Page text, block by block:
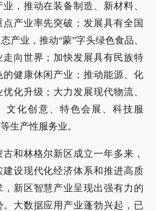
，推动在装备制造、新材料、
产业率先突破；发展具有全国
产业，推动“蒙”字头绿色食品、
走向世界；加快发展具有民族特
的健康休闲产业；推动能源、化
化升级；大力发展现代物流、
文化创意、特色会展、科技服
生产性服务业。
和林格尔新区成立一年多来，
建设现代化经济体系和推进高质
新区智慧产业呈现出强有力的
大数据应用产业蓬勃兴起，已